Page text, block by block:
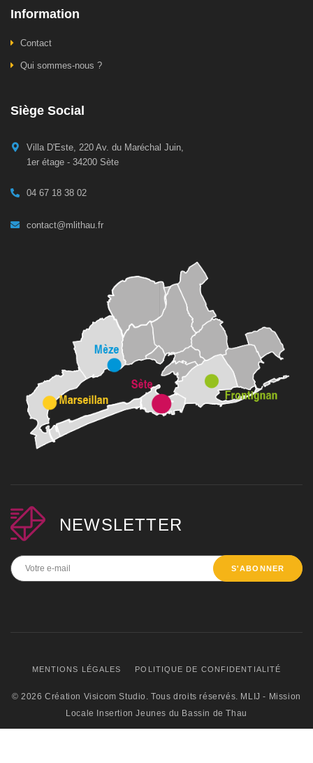
Information
Contact
Qui sommes-nous ?
Siège Social
Villa D'Este, 220 Av. du Maréchal Juin,
1er étage - 34200 Sète
04 67 18 38 02
contact@mlithau.fr
NEWSLETTER
S'ABONNER
MENTIONS LÉGALES POLITIQUE DE CONFIDENTIALITÉ
© 2026Création Visicom Studio . Tous droits réservés. MLIJ - Mission
Locale Insertion Jeunes du Bassin de Thau